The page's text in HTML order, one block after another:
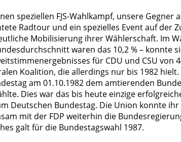
speziellen FJS-Wahlkampf, unsere Gegner
Radtour und ein spezielles Event auf der
Mobilisierung ihrer Wählerschaft. Im
waren das 10,2 % – konnte
für CDU und CSU von
Koalition, die allerdings nur bis 1982
am 01.10.1982 dem amtierenden
Dies war das bis heute einzige
Deutschen Bundestag. Die Union konnte
mit der FDP weiterhin die
galt für die Bundestagswahl 1987.